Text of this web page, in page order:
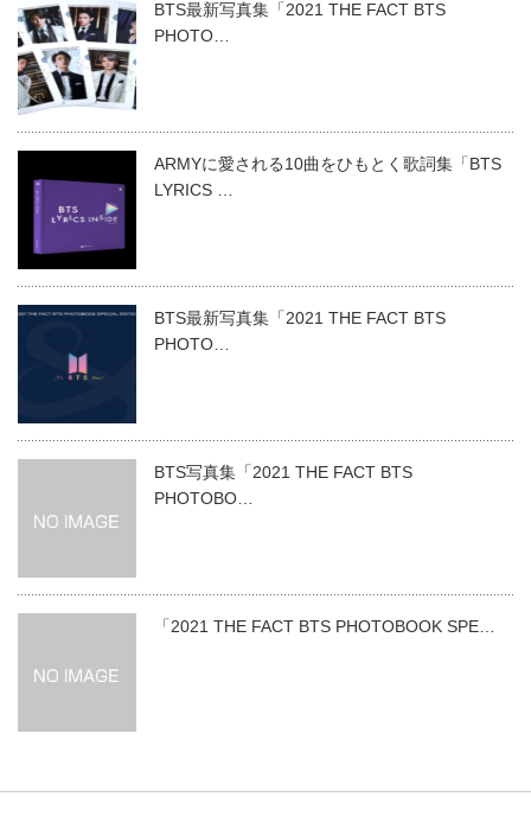
BTS最新写真集「2021 THE FACT BTS
PHOTO…
ARMYに愛される10曲をひもとく歌詞集「BTS
LYRICS …
BTS最新写真集「2021 THE FACT BTS
PHOTO…
BTS写真集「2021 THE FACT BTS
PHOTOBO…
「2021 THE FACT BTS PHOTOBOOK SPE…